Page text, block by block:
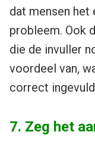
dat mensen het
probleem. Ook
die de invuller
voordeel van,
correct
7. Zeg het